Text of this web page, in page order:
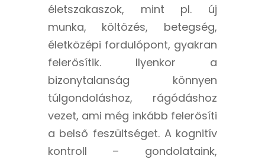
életszakaszok, mint pl. új
munka, költözés, betegség,
életközépi fordulópont, gyakran
felerősítik. Ilyenkor a
bizonytalanság könnyen
túlgondoláshoz, rágódáshoz
vezet, ami még inkább felerősíti
a belső feszültséget. A kognitív
kontroll – gondolataink,